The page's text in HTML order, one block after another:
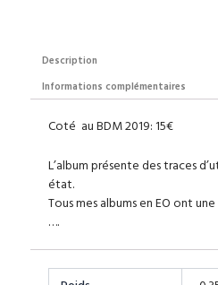
Description
Informations complémentaires
Coté au BDM 2019: 15€
L’album présente des traces
état.
Tous mes albums en EO ont
….